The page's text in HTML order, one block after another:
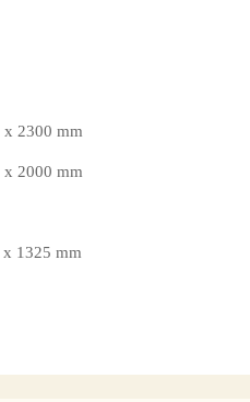
2300 mm
2000 mm
1325 mm